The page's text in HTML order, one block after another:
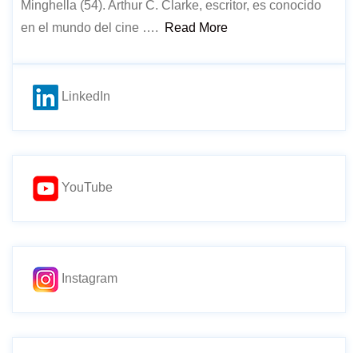
Minghella (54). Arthur C. Clarke, escritor, es conocido
en el mundo del cine ….
Read More
LinkedIn
YouTube
Instagram